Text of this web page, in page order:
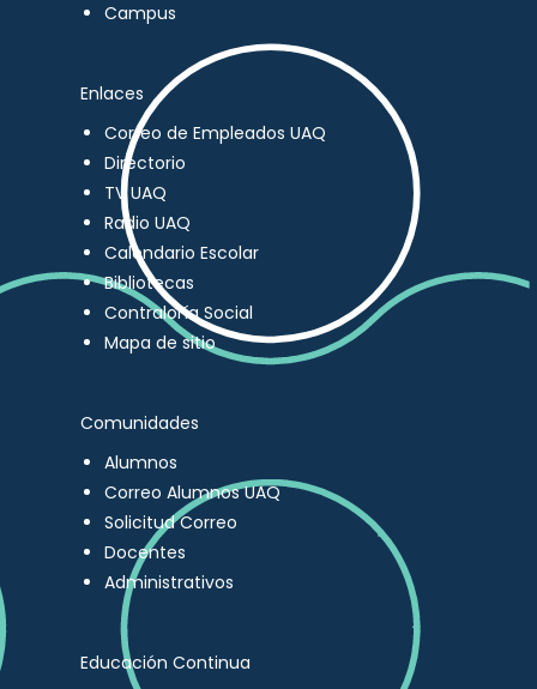
Campus
Enlaces
Correo de Empleados UAQ
Directorio
TV UAQ
Radio UAQ
Calendario Escolar
Bibliotecas
Contraloría Social
Mapa de sitio
Comunidades
Alumnos
Correo Alumnos UAQ
Solicitud Correo
Docentes
Administrativos
Educación Continua